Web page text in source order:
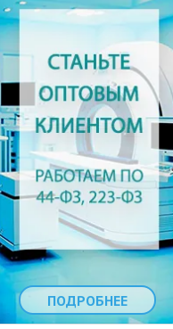
ПОДРОБНЕЕ